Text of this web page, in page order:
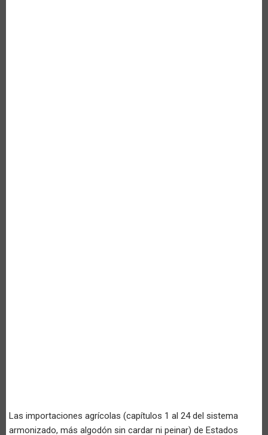
Las importaciones agrícolas (capítulos 1 al 24 del sistema
armonizado, más algodón sin cardar ni peinar) de Estados